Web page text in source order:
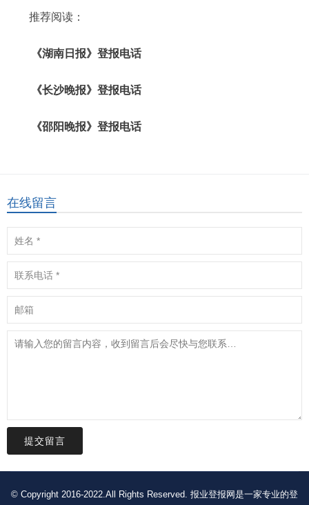
推荐阅读：
《湖南日报》登报电话
《长沙晚报》登报电话
《邵阳晚报》登报电话
在线留言
提交留言
© Copyright 2016-2022.All Rights Reserved. 报业登报网是一家专业的登